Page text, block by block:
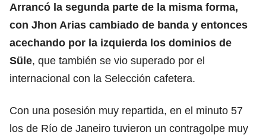
Arrancó la segunda parte de la misma forma,
con Jhon Arias cambiado de banda y entonces
acechando por la izquierda los dominios de
Süle, que también se vio superado por el
internacional con la Selección cafetera.
Con una posesión muy repartida, en el minuto 57
los de Río de Janeiro tuvieron un contragolpe muy